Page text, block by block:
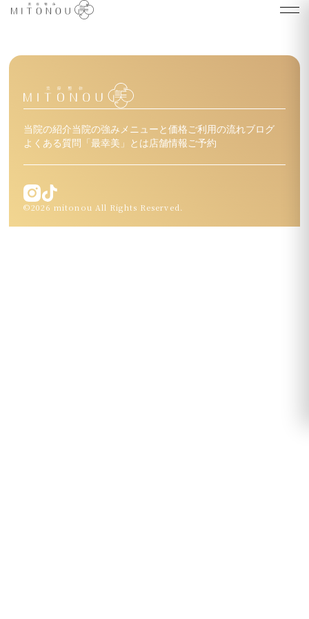
当院の紹介当院の強みメニューと価格ご利用の流れブログ
よくある質問 「最幸美」とは店舗情報ご予約
©2026 mitonou All Rights Reserved.